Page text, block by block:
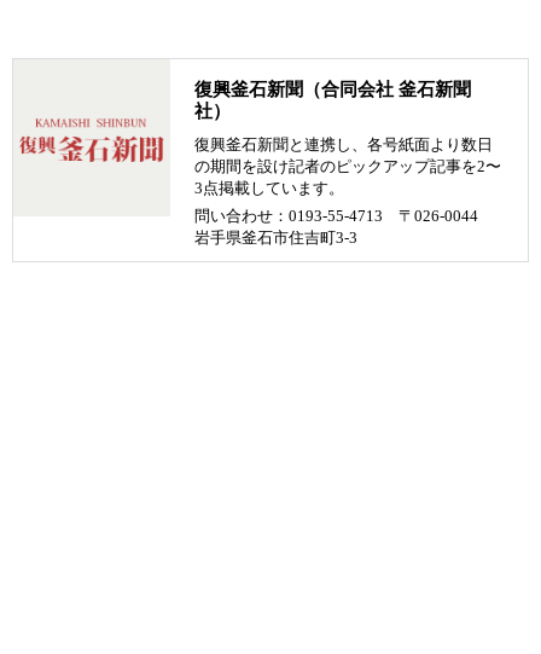
復興釜石新聞（合同会社 釜石新聞
社）
復興釜石新聞と連携し、各号紙面より数日
の期間を設け記者のピックアップ記事を2〜
3点掲載しています。
問い合わせ：0193-55-4713 〒026-0044
岩手県釜石市住吉町3-3